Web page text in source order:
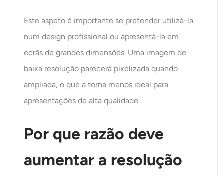
Este aspeto é importante se pretender utilizá-la
num design profissional ou apresentá-la em
ecrãs de grandes dimensões. Uma imagem de
baixa resolução parecerá pixelizada quando
ampliada, o que a torna menos ideal para
apresentações de alta qualidade.
Por que razão deve
aumentar a resolução